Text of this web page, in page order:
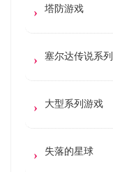
塔防游戏
塞尔达传说系列
大型系列游戏
失落的星球